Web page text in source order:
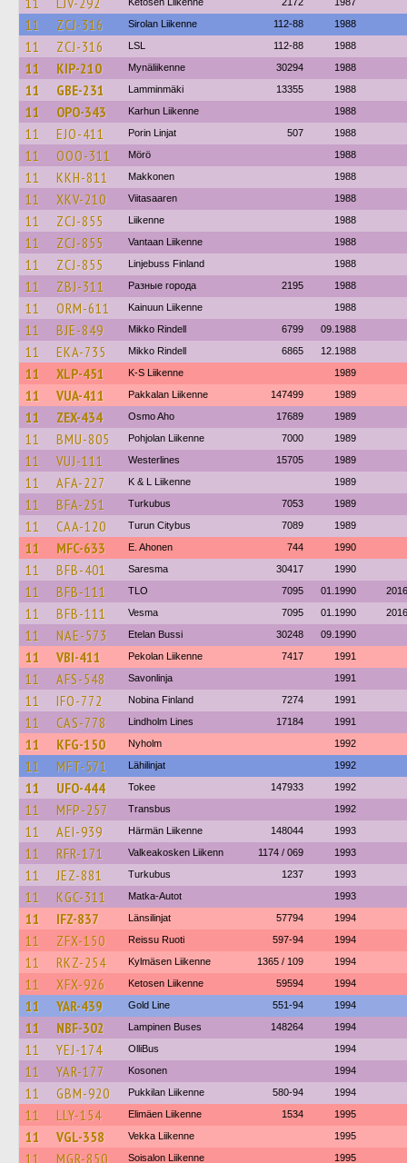
11 ZCJ-316 Sirolan Liikenne 112-88 1988
11 ZCJ-316 LSL 112-88 1988
11 KIP-210 Mynäliikenne 30294 1988
11 GBE-231 Lamminmäki 13355 1988
11 OPO-343 Karhun Liikenne 1988
11 EJO-411 Porin Linjat 507 1988
11 OOO-311 Mörö 1988
11 KKH-811 Makkonen 1988
11 XKV-210 Viitasaaren 1988
11 ZCJ-855 Liikenne 1988
11 ZCJ-855 Vantaan Liikenne 1988
11 ZCJ-855 Linjebuss Finland 1988
11 ZBJ-311 Разные города 2195 1988
11 ORM-611 Kainuun Liikenne 1988
11 BJE-849 Mikko Rindell 6799 09.1988
11 EKA-735 Mikko Rindell 6865 12.1988
11 XLP-451 K-S Liikenne 1989
11 VUA-411 Pakkalan Liikenne 147499 1989
11 ZEX-434 Osmo Aho 17689 1989
11 BMU-805 Pohjolan Liikenne 7000 1989
11 VUJ-111 Westerlines 15705 1989
11 AFA-227 K & L Liikenne 1989
11 BFA-251 Turkubus 7053 1989
11 CAA-120 Turun Citybus 7089 1989
11 MFC-633 E. Ahonen 744 1990
11 BFB-401 Saresma 30417 1990
11 BFB-111 TLO 7095 01.1990 2016
11 BFB-111 Vesma 7095 01.1990 2016
11 NAE-573 Etelan Bussi 30248 09.1990
11 VBI-411 Pekolan Liikenne 7417 1991
11 AFS-548 Savonlinja 1991
11 IFO-772 Nobina Finland 7274 1991
11 CAS-778 Lindholm Lines 17184 1991
11 KFG-150 Nyholm 1992
11 MFT-571 Lähilinjat 1992
11 UFO-444 Tokee 147933 1992
11 MFP-257 Transbus 1992
11 AEI-939 Härmän Liikenne 148044 1993
11 RFR-171 Valkeakosken Liikenn 1174 / 069 1993
11 JEZ-881 Turkubus 1237 1993
11 KGC-311 Matka-Autot 1993
11 IFZ-837 Länsilinjat 57794 1994
11 ZFX-150 Reissu Ruoti 597-94 1994
11 RKZ-254 Kylmäsen Liikenne 1365 / 109 1994
11 XFX-926 Ketosen Liikenne 59594 1994
11 YAR-439 Gold Line 551-94 1994
11 NBF-302 Lampinen Buses 148264 1994
11 YEJ-174 OlliBus 1994
11 YAR-177 Kosonen 1994
11 GBM-920 Pukkilan Liikenne 580-94 1994
11 LLY-154 Elimäen Liikenne 1534 1995
11 VGL-358 Vekka Liikenne 1995
11 MGR-850 Soisalon Liikenne 1995